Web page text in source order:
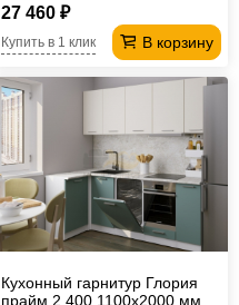
27 460 ₽
В корзину
Купить в 1 клик
Кухонный гарнитур Глория
прайм 2 400 1100х2000 мм